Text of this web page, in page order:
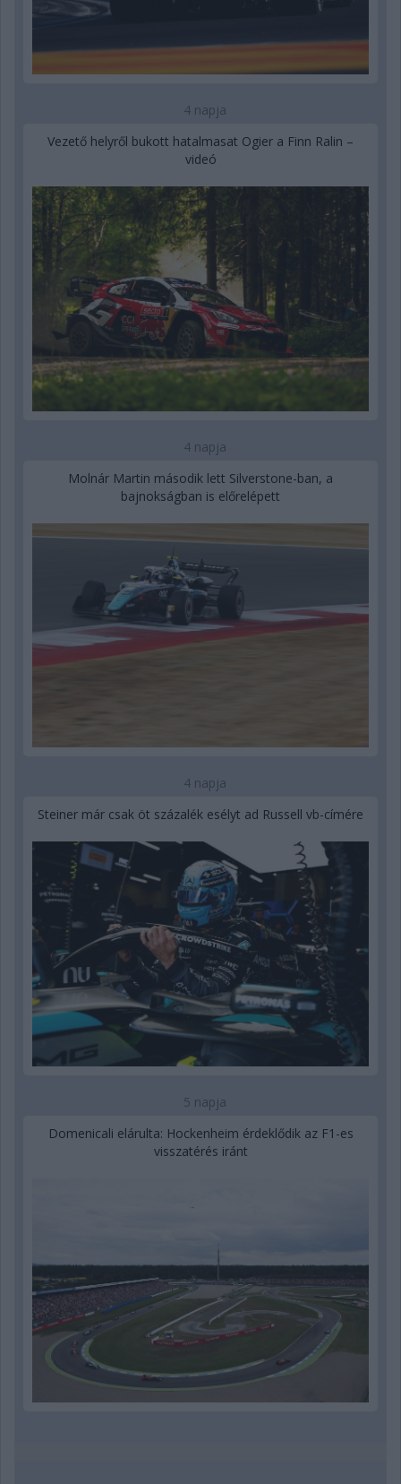
4 napja
Vezető helyről bukott hatalmasat Ogier a Finn Ralin –
videó
4 napja
Molnár Martin második lett Silverstone-ban, a
bajnokságban is előrelépett
4 napja
Steiner már csak öt százalék esélyt ad Russell vb-címére
5 napja
Domenicali elárulta: Hockenheim érdeklődik az F1-es
visszatérés iránt